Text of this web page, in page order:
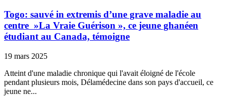
Togo: sauvé in extremis d’une grave maladie au
centre »La Vraie Guérison », ce jeune ghanéen
étudiant au Canada, témoigne
19 mars 2025
Atteint d'une maladie chronique qui l'avait éloigné de l'école
pendant plusieurs mois, Délamédecine dans son pays d'accueil, ce
jeune ne...